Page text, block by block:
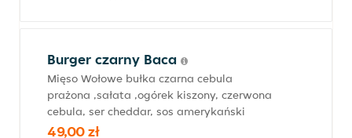
Burger czarny Baca
Mięso Wołowe bułka czarna cebula
prażona ,sałata ,ogórek kiszony, czerwona
cebula, ser cheddar, sos amerykański
49,00 zł